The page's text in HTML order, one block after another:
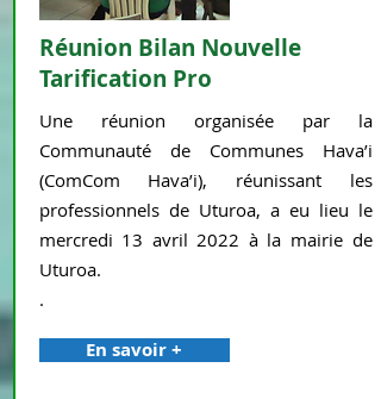
Réunion Bilan Nouvelle
Tarification Pro
Une réunion organisée par la
Communauté de Communes Hava’i
(ComCom Hava’i), réunissant les
professionnels de Uturoa, a eu lieu le
mercredi 13 avril 2022 à la mairie de
Uturoa.
.
En savoir +